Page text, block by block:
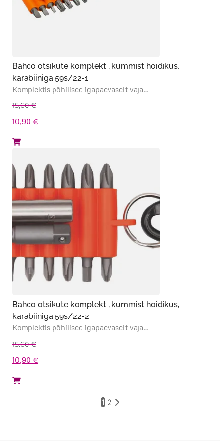
Bahco otsikute komplekt , kummist hoidikus,
karabiiniga 59s/22-1
Komplektis põhilised igapäevaselt vaja…
15,60€
Algne
hind
15,60 €.
10,90 €Praegune
10,90 €.
Bahco otsikute komplekt , kummist hoidikus,
karabiiniga 59s/22-2
Komplektis põhilised igapäevaselt vaja…
15,60€
Algne
hind
10,90 €Praegune
1 2